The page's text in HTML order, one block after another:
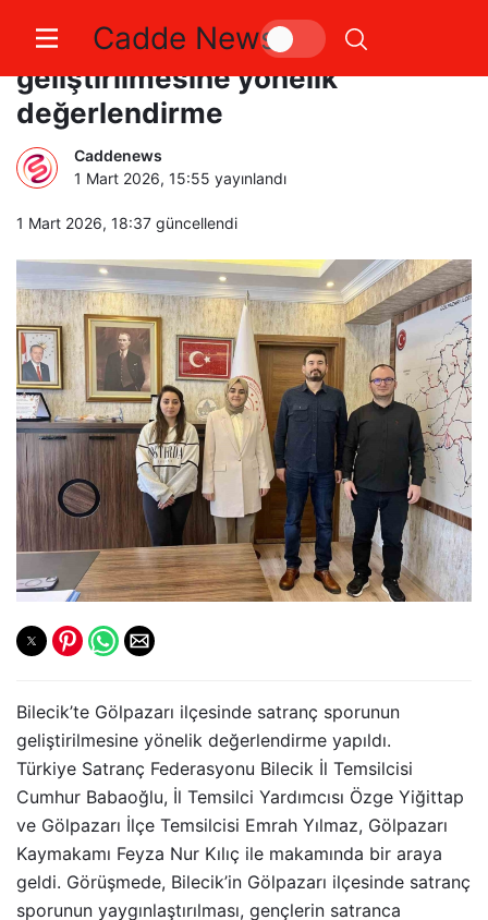
Cadde News
Bilecik’te satranç sporunun
geliştirilmesine yönelik
değerlendirme
Caddenews
1 Mart 2026, 15:55 yayınlandı
1 Mart 2026, 18:37 güncellendi
Bilecik’te Gölpazarı ilçesinde satranç sporunun
geliştirilmesine yönelik değerlendirme yapıldı.
Türkiye Satranç Federasyonu Bilecik İl Temsilcisi
Cumhur Babaoğlu, İl Temsilci Yardımcısı Özge Yiğittap
ve Gölpazarı İlçe Temsilcisi Emrah Yılmaz, Gölpazarı
Kaymakamı Feyza Nur Kılıç ile makamında bir araya
geldi. Görüşmede, Bilecik’in Gölpazarı ilçesinde satranç
sporunun yaygınlaştırılması, gençlerin satranca